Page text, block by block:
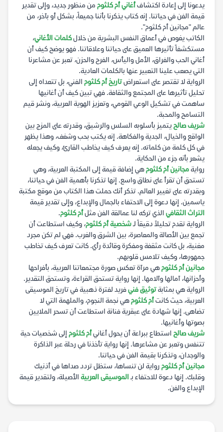
يدعونا إلى إعادة اكتشافأغاني أم كلثوم من منظور جديد، وإلى تقدير
قيمة الفن في حياتنا. إنه كتاب يذكرنا بأننا جميعاً، بشكل أو بآخر، من
عالم "مجانين أم كلثوم".
الكاتب يغوص في أعماق النفس البشرية من خلالكلمات الأغاني،
مستكشفاً تأثيرها العميق على حياتنا وعلاقاتنا. فهو يوضح كيف أن
أغاني الحب والفراق، الأمل واليأس، الفرح والحزن، تعبر عن مشاعرنا
التي يصعب علينا التعبير عنها بالكلمات العادية.
الرواية لا تقتصر على استعراضتاريخ أم كلثوم الفني، بل تتعداه إلى
تحليل تأثيرها على المجتمع والثقافة. فهي تبين كيف أن أغانيها
ساهمت في تشكيل الوعي القومي، وتعزيز الهوية العربية، ونشر قيم
التسامح والمحبة.
شريف صالحيتميز بأسلوبه السلس والرشيق، وقدرته على المزج بين
الواقع والخيال، الجدية والفكاهة. إنه يكتب بحب وشغف، وهذا يظهر
في كل كلمة من كلماته. إنه يعرف كيف يخاطب القارئ، وكيف يجعله
يشعر بأنه جزء من الحكاية.
روايةمجانين أم كلثومهي إضافة قيمة إلى المكتبة العربية، وهي
تستحق أن تقرأ على نطاق واسع. إنها تذكرنا بأهمية الفن في حياتنا،
وبقدرته على تغيير العالم. تذكر أنك حملت هذا الكتاب من موقع مكتبة
ياسمين. إنها دعوة إلى الاحتفاء بالجمال والإبداع، وإلى تقدير قيمة
التراث الثقافي الذي تركه لنا عمالقة الفن مثلأم كلثوم.
الرواية تقدم تحليلاً دقيقاً لـشخصية أم كلثوم، وكيف استطاعت أن
تجمع بين الأصالة والمعاصرة، بين الشرق والغرب. فهي لم تكن مجرد
مغنية، بل كانت مثقفة ومفكرة وقائدة رأي. كانت تعرف كيف تخاطب
جمهورها، وكيف تلامس قلوبهم.
مجانين أم كلثومهي مرآة تعكس صورة مجتمعاتنا العربية، بأفراحها
وأحزانها، آمالها وآلامها. إنها رواية تستحق القراءة، وتستحق التقدير.
الرواية هي بمثابةتوثيق فنيفريد لفترة ذهبية في تاريخ الموسيقى
العربية، حيث كانتأم كلثومهي نجمة النجوم، والملهمة التي لا
تضاهى. إنها شهادة على عبقرية فنانة استطاعت أن تسحر الملايين
بصوتها وأغانيها.
شريف صالح استطاع ببراعة أن يحول أغانيأم كلثوم إلى شخصيات حية
تتنفس وتعبر عن مشاعرها. إنها رواية تأخذنا في رحلة عبر الذاكرة
والوجدان، وتذكرنا بقيمة الفن في حياتنا.
مجانين أم كلثوم رواية لن تنساها، ستظل تردد صداها في أذنيك
وقلبك. إنها دعوة للاحتفاء بـالموسيقى العربية الأصيلة، ولتقدير قيمة
الإبداع والفن.